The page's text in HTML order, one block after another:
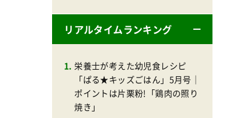
リアルタイムランキング
栄養士が考えた幼児食レシピ
「ぱる★キッズごはん」5月号｜
ポイントは片栗粉!「鶏肉の照り
焼き」